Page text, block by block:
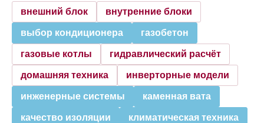
внешний блок внутренние блоки
выбор кондиционера газобетон
газовые котлы гидравлический расчёт
домашняя техника инверторные модели
инженерные системы каменная вата
качество изоляции климатическая техника